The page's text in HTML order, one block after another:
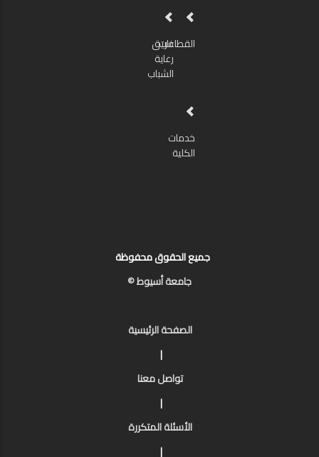
القطاعات
فريق
رعاية
الشباب
خدمات
الكلية
جميع الحقوق محفوظة
جامعة أسيوط ©
الصفحة الرئيسية
|
تواصل معنا
|
الأسئلة المتكررة
|